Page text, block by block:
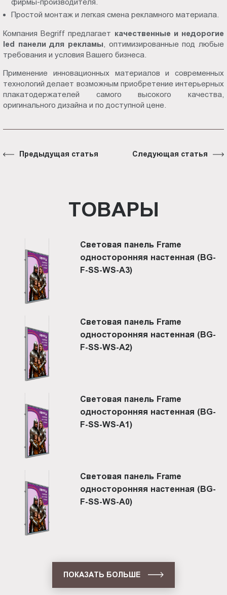
фирмы-производителя.
Простой монтаж и легкая смена рекламного материала.
Компания Begriff предлагает качественные и недорогие
led панели для рекламы , оптимизированные под любые
требования и условия Вашего бизнеса.
Применение инновационных материалов и современных
технологий делает возможным приобретение интерьерных
плакатодержателей самого высокого качества,
оригинального дизайна и по доступной цене.
Предыдущая статья Следующая статья
ТОВАРЫ
Световая панель Frame
односторонняя настенная (BG-
F-SS-WS-A3)
Световая панель Frame
односторонняя настенная (BG-
F-SS-WS-A2)
Световая панель Frame
односторонняя настенная (BG-
F-SS-WS-A1)
Световая панель Frame
односторонняя настенная (BG-
F-SS-WS-A0)
ПОКАЗАТЬ БОЛЬШЕ